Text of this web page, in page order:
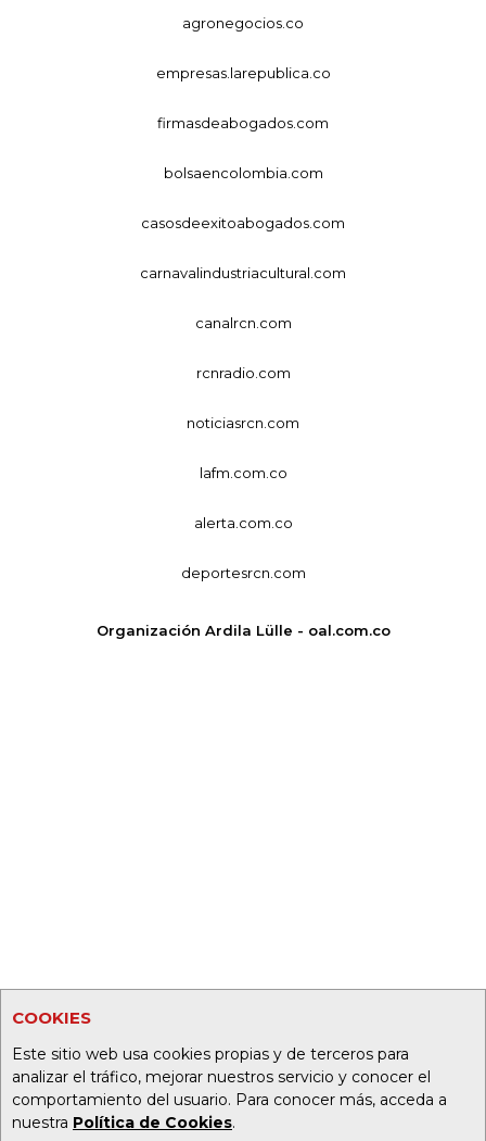
COOKIES
Este sitio web usa cookies propias y de terceros para
analizar el tráfico, mejorar nuestros servicio y conocer el
comportamiento del usuario. Para conocer más, acceda a
nuestra Política de Cookies.
agronegocios.co
empresas.larepublica.co
firmasdeabogados.com
bolsaencolombia.com
casosdeexitoabogados.com
carnavalindustriacultural.com
canalrcn.com
rcnradio.com
noticiasrcn.com
lafm.com.co
alerta.com.co
deportesrcn.com
Organización Ardila Lülle - oal.com.co